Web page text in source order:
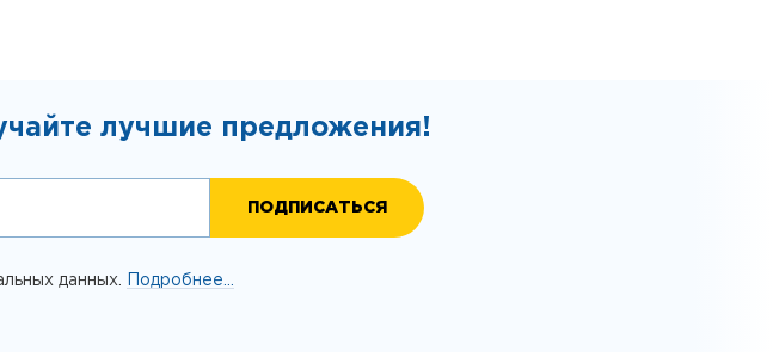
лучшие предложения!
данных. Подробнее...